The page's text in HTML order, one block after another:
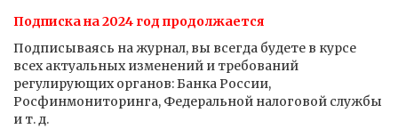
Подписка на 2024 год продолжается
Подписываясь на журнал, вы всегда будете в курсе
всех актуальных изменений и требований
регулирующих органов: Банка России,
Росфинмониторинга, Федеральной налоговой службы
и т. д.